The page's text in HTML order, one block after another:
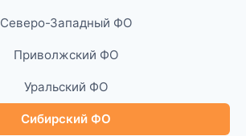
Северо-Западный ФО
Приволжский ФО
Уральский ФО
Сибирский ФО